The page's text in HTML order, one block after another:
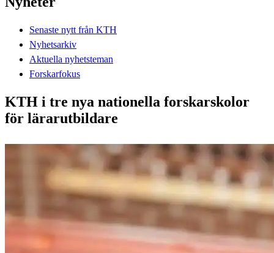
Senaste nytt från KTH
Nyhetsarkiv
Aktuella nyhetsteman
Forskarfokus
KTH i tre nya nationella forskarskolor
för lärarutbildare